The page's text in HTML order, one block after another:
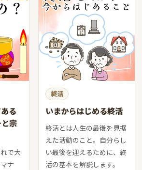
る
宗
で大
ナ
終活
いまからはじめる終活
終活とは人生の最後を見据
えた活動のこと。自分らし
い最後を迎えるために、終
活の基本を解説します。